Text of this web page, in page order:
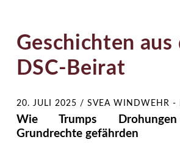
Geschichten aus
DSC-Beirat
20. JULI 2025 / SVEA WINDWEHR -
Wie Trumps Drohungen
Grundrechte gefährden